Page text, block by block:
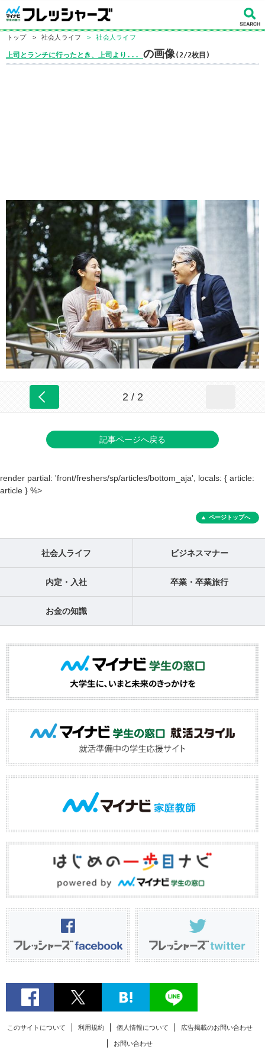
トップ > 社会人ライフ > 社会人ライフ
上司とランチに行ったとき、上司より... の画像(2/2枚目)
2 / 2
記事ページへ戻る
render partial: 'front/freshers/sp/articles/bottom_aja', locals: { article:
article } %>
ページトップへ
社会人ライフ ビジネスマナー
内定・入社 卒業・卒業旅行
お金の知識
このサイトについて 利用規約 個人情報について 広告掲載のお問い合わせ
お問い合わせ